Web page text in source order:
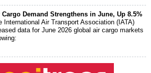
Cargo Demand Strengthens in June, Up 8.5%
International Air Transport Association (IATA)
data for June 2026 global air cargo markets